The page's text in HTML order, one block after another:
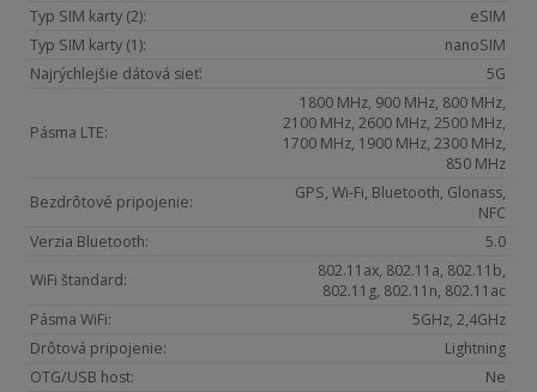
Typ SIM karty (2):
eSIM
Typ SIM karty (1):
nanoSIM
Najrýchlejšie dátová sieť:
5G
Pásma LTE:
1800 MHz, 900 MHz, 800 MHz,
2100 MHz, 2600 MHz, 2500 MHz,
1700 MHz, 1900 MHz, 2300 MHz,
850 MHz
Bezdrôtové pripojenie:
GPS, Wi-Fi, Bluetooth, Glonass,
NFC
Verzia Bluetooth:
5.0
WiFi štandard:
802.11ax, 802.11a, 802.11b,
802.11g, 802.11n, 802.11ac
Pásma WiFi:
5GHz, 2,4GHz
Drôtová pripojenie:
Lightning
OTG/USB host:
Ne